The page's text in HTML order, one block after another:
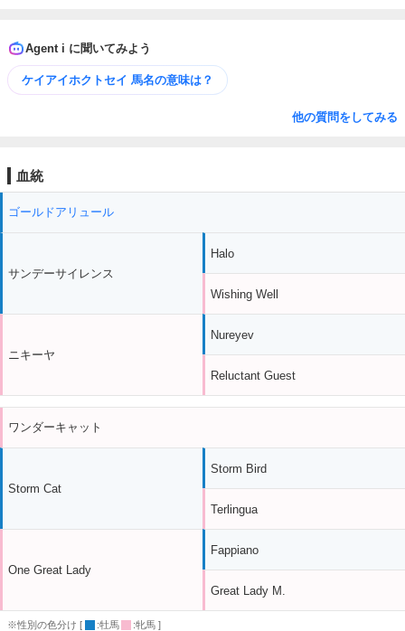
Agent i に聞いてみよう
ケイアイホクトセイ 馬名の意味は？
他の質問をしてみる
血統
ゴールドアリュール
サンデーサイレンス
ニキーヤ
Halo
Wishing Well
Nureyev
Reluctant Guest
ワンダーキャット
Storm Cat
One Great Lady
Storm Bird
Terlingua
Fappiano
Great Lady M.
※性別の色分け [ :牡馬 :牝馬 ]